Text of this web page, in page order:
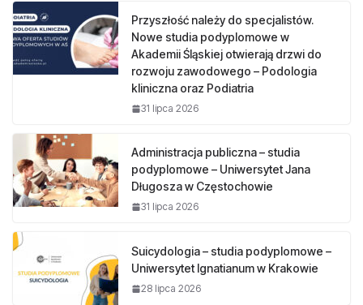
Przyszłość należy do specjalistów.
Nowe studia podyplomowe w
Akademii Śląskiej otwierają drzwi do
rozwoju zawodowego – Podologia
kliniczna oraz Podiatria
31 lipca 2026
Administracja publiczna – studia
podyplomowe – Uniwersytet Jana
Długosza w Częstochowie
31 lipca 2026
Suicydologia – studia podyplomowe –
Uniwersytet Ignatianum w Krakowie
28 lipca 2026